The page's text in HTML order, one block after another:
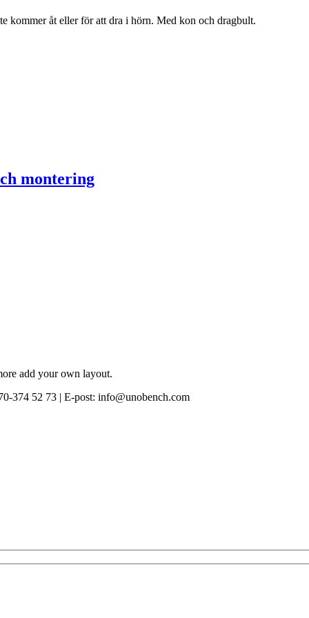
kommer åt eller för att dra i hörn. Med kon och dragbult.
montering
add your own layout.
374 52 73 | E-post: info@unobench.com